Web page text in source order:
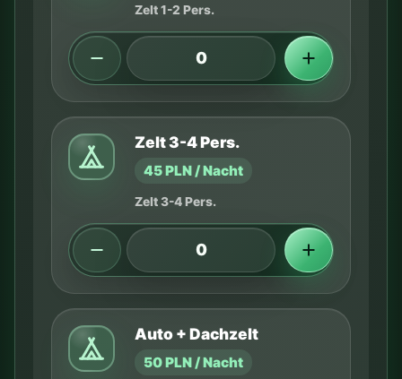
Zelt 1-2 Pers.
Zelt 3-4 Pers.
45 PLN / Nacht
Zelt 3-4 Pers.
Auto + Dachzelt
50 PLN / Nacht